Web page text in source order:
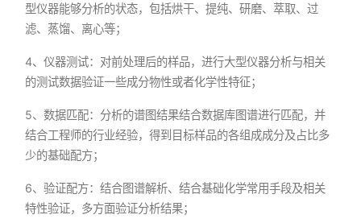
型仪器能够分析的状态，包括烘干、提纯、研磨、萃取、过
滤、蒸馏、离心等；
4、仪器测试：对前处理后的样品，进行大型仪器分析与相关
的测试数据验证一些成分物性或者化学性特征；
5、数据匹配：分析的谱图结果结合数据库图谱进行匹配，并
结合工程师的行业经验，得到目标样品的各组成成分及占比多
少的基础配方；
6、验证配方：结合图谱解析、结合基础化学常用手段及相关
特性验证，多方面验证分析结果；